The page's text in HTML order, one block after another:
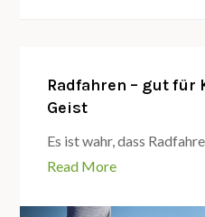
Radfahren – gut für
Geist
Es ist wahr, dass
Read More